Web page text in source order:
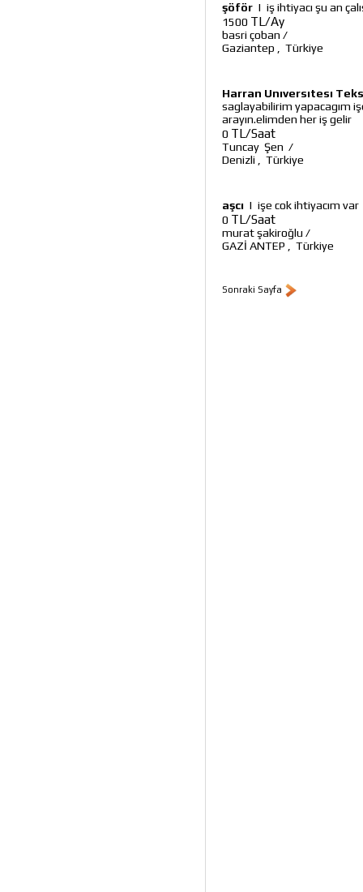
şöför | iş ihtiyacı şu an
1500 TL/Ay
basri çoban /
Gaziantep
Türkiye
Harran Unıversıtesı
saglayabilirim yapacagım
arayın.elimden her iş gelir
0 TL/Saat
Tuncay Şen /
Denizli
Türkiye
aşcı | işe cok ihtiyacım var
0 TL/Saat
murat şakiroğlu /
GAZİ ANTEP
Türkiye
Sonraki Sayfa